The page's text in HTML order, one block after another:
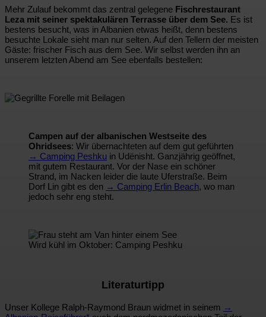
Mehr Zulauf bekommt das zentral gelegene Fischrestaurant
Leza mit seiner spektakulären Terrasse über dem See. Es ist
bestens besucht, was in Albanien etwas heißt, denn bestens
besuchte Lokale sieht man nur selten. Auf den Tellern der meisten
Gäste: frischer Fisch aus dem See. Wir selbst werden ihn an
unserem letzten Abend am See ebenfalls bestellen:
Campen auf der albanischen Westseite des
Ohridsees: Wir übernachteten auf dem gut geführten
→ Camping Peshku in Udënisht. Ganzjährig geöffnet,
mit gutem Restaurant. Vor der Nase ein schöner
Strand, im Nacken leider die laute Uferstraße. Beim
Dorf Lin gibt es den → Camping Erlin Beach, wo man
jedoch sehr eng steht.
Wird kühl im Oktober: Camping Peshku
Literaturtipp
Unser Kollege Ralph-Raymond Braun widmet in seinem →